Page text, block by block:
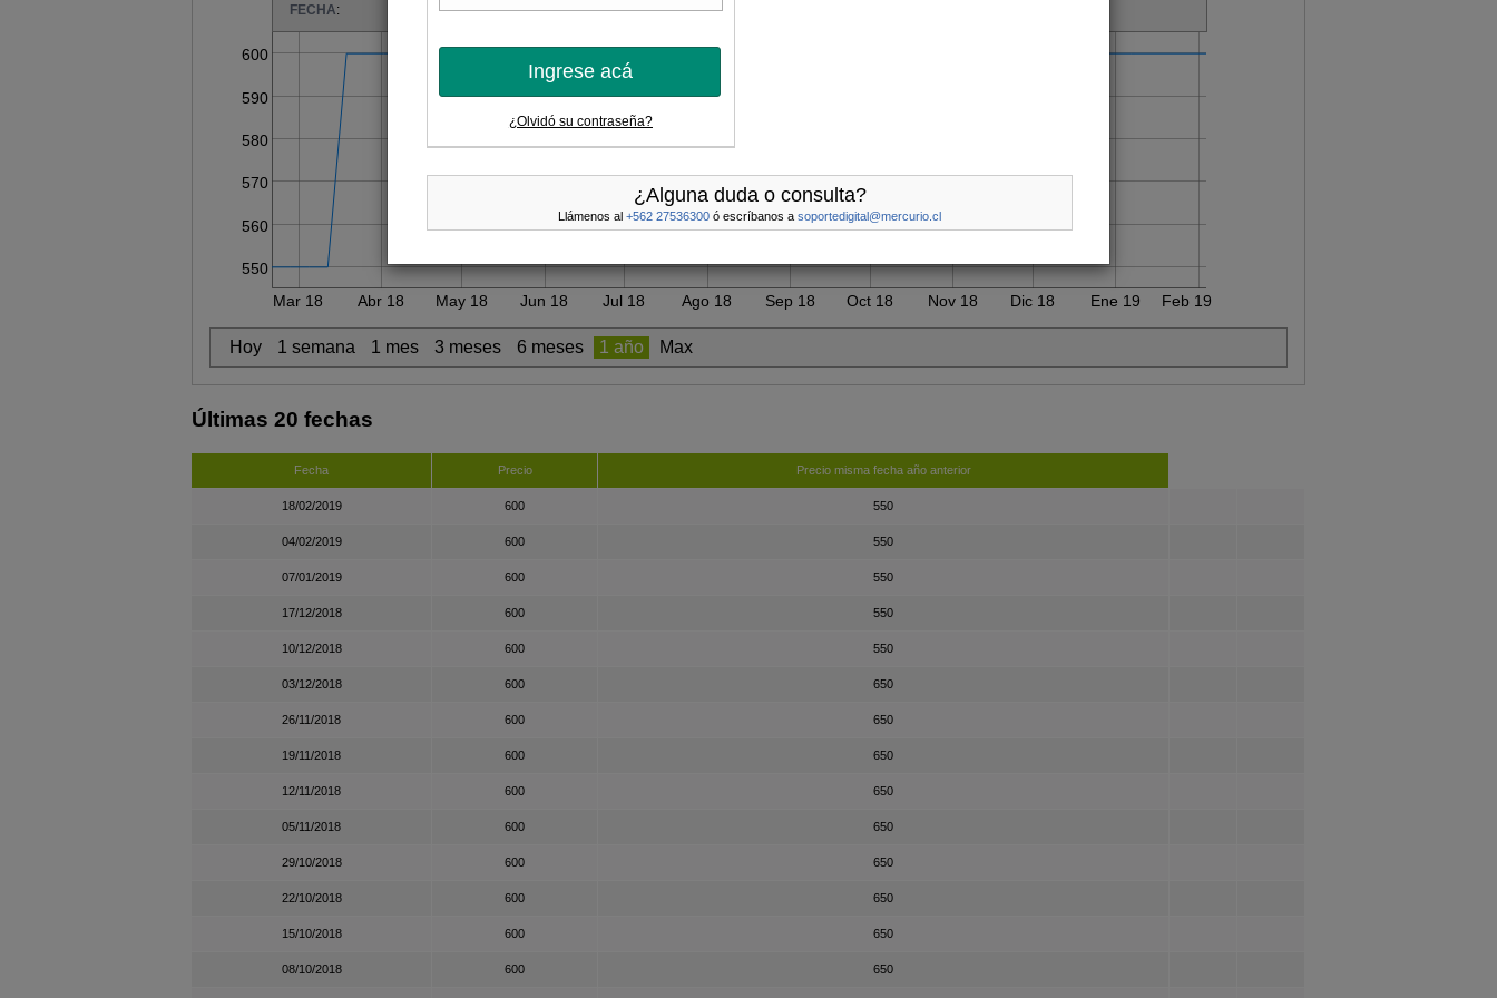
FECHA:
550
560
570
580
590
600
Mar 18 Abr 18 May 18 Jun 18 Jul 18 Ago 18 Sep 18 Oct 18 Nov 18 Dic 18 Ene 19 Feb 19
Hoy 1 semana 1 mes 3 meses 6 meses 1 año Max
Últimas 20 fechas
Fecha Precio Precio misma fecha año anterior
18/02/2019 600 550
04/02/2019 600 550
07/01/2019 600 550
17/12/2018 600 550
10/12/2018 600 550
03/12/2018 600 650
26/11/2018 600 650
19/11/2018 600 650
12/11/2018 600 650
05/11/2018 600 650
29/10/2018 600 650
22/10/2018 600 650
15/10/2018 600 650
08/10/2018 600 650
Ingrese acá
¿Olvidó su contraseña?
¿Alguna duda o consulta?
Llámenos al +562 27536300 ó escríbanos a soportedigital@mercurio.cl